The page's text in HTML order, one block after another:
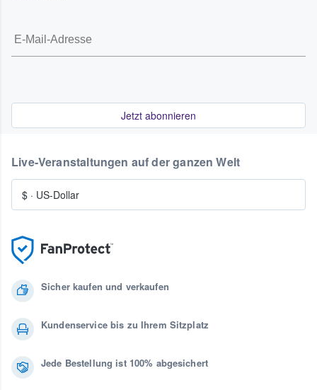
Jetzt abonnieren
Sicher kaufen und verkaufen
Kundenservice bis zu Ihrem Sitzplatz
Jede Bestellung ist 100% abgesichert
Live-Veranstaltungen auf der ganzen Welt
$ · US-Dollar